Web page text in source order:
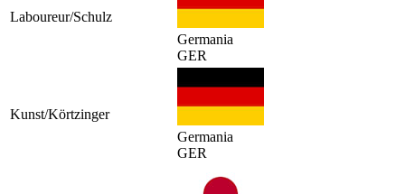
Laboureur/Schulz
Germania
GER
Kunst/Körtzinger
Germania
GER